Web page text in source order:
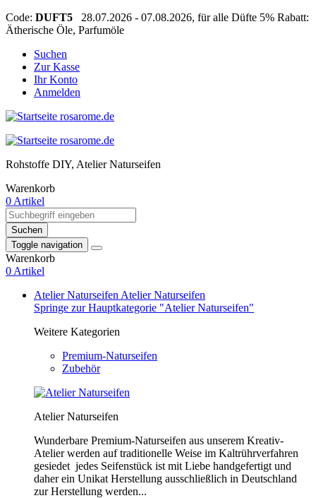
Code: DUFT5 28.07.2026 - 07.08.2026, für alle Düfte 5% Rabatt:
Ätherische Öle, Parfumöle
Suchen
Zur Kasse
Ihr Konto
Anmelden
Rohstoffe DIY, Atelier Naturseifen
Warenkorb
0 Artikel
Suchen
Toggle navigation
Warenkorb
0 Artikel
Atelier Naturseifen Atelier Naturseifen
Springe zur Hauptkategorie "Atelier Naturseifen"
Weitere Kategorien
Premium-Naturseifen
Zubehör
Atelier Naturseifen
Wunderbare Premium-Naturseifen aus unserem Kreativ-
Atelier werden auf traditionelle Weise im Kaltrührverfahren
gesiedet jedes Seifenstück ist mit Liebe handgefertigt und
daher ein Unikat Herstellung ausschließlich in Deutschland
zur Herstellung werden...